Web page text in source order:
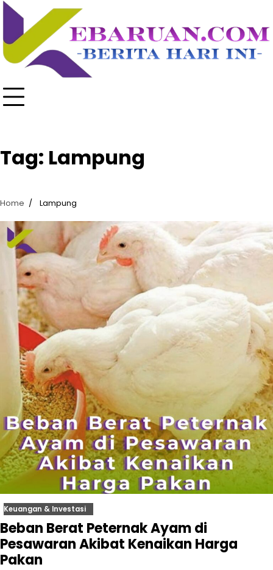
Skip
content
Tag: Lampung
Home Lampung
Keuangan & Investasi
Beban Berat Peternak Ayam di
Pesawaran Akibat Kenaikan Harga
Pakan